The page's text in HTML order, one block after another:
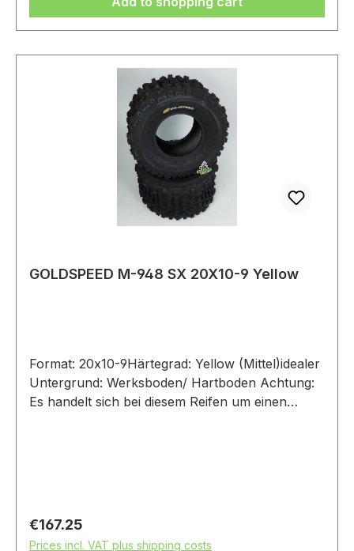
GOLDSPEED M-948 SX 20X10-9 Yellow
Format: 20x10-9Härtegrad: Yellow (Mittel)idealer
Untergrund: Werksboden/ Hartboden Achtung:
Es handelt sich bei diesem Reifen um einen
Regular price:
€167.25
Prices incl. VAT plus shipping costs